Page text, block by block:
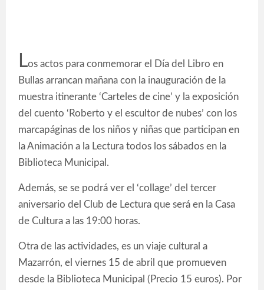
Los actos para conmemorar el Día del Libro en
Bullas arrancan mañana con la inauguración de la
muestra itinerante ‘Carteles de cine’ y la exposición
del cuento ‘Roberto y el escultor de nubes’ con los
marcapáginas de los niños y niñas que participan en
la Animación a la Lectura todos los sábados en la
Biblioteca Municipal.
Además, se se podrá ver el ‘collage’ del tercer
aniversario del Club de Lectura que será en la Casa
de Cultura a las 19:00 horas.
Otra de las actividades, es un viaje cultural a
Mazarrón, el viernes 15 de abril que promueven
desde la Biblioteca Municipal (Precio 15 euros). Por